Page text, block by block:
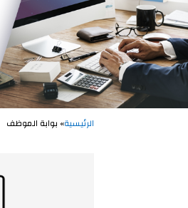
الرئيسية» بوابة الموظف